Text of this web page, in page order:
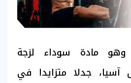
وهو مادة سوداء لزجة
جدلا متزايدا في